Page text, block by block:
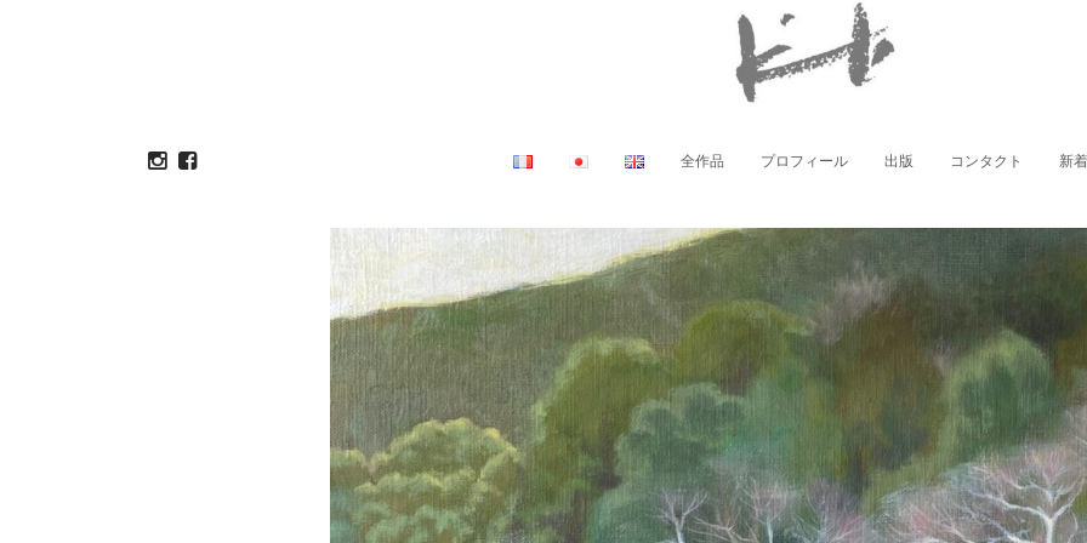
全作品 プロフィール 出版 コンタクト 新